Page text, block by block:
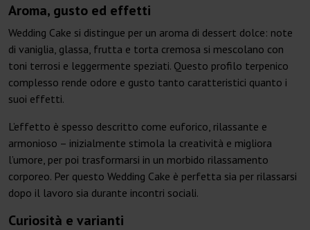
Aroma, gusto ed effetti
Wedding Cake si distingue per un aroma di dessert dolce: note
di vaniglia, glassa, frutta e torta cremosa si mescolano con
toni terrosi e leggermente speziati. Questo profilo terpenico
complesso rende odore e gusto tanto caratteristici quanto i
suoi effetti.
L’effetto è spesso descritto come euforico, rilassante e
armonioso – inizialmente stimola la creatività e migliora
l’umore, per poi trasformarsi in un morbido rilassamento
corporeo. Per questo Wedding Cake è perfetta sia per rilassarsi
dopo il lavoro sia durante incontri sociali.
Curiosità e varianti